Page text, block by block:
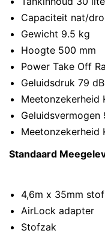
Capaciteit nat/
Gewicht 9.5 kg
Hoogte 500 mm
Power Take Off
Geluidsdruk 79
Meetonzekerheid
Geluidsvermogen
Meetonzekerheid
Standaard
4,6m x 35mm
AirLock adapter
Stofzak